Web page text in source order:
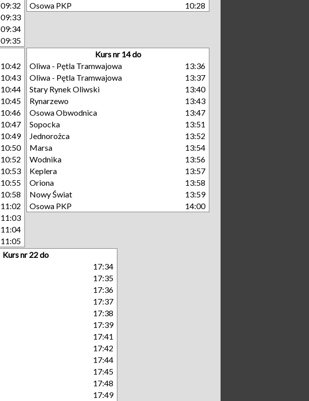
09:32
09:33
09:34
09:35
Osowa PKP
10:28
10:42
10:43
10:44
10:45
10:46
10:47
10:49
10:50
10:52
10:53
10:55
10:58
11:02
11:03
11:04
11:05
Kurs nr 14 do
Oliwa - Pętla Tramwajowa
13:36
Oliwa - Pętla Tramwajowa
13:37
Stary Rynek Oliwski
13:40
Rynarzewo
13:43
Osowa Obwodnica
13:47
Sopocka
13:51
Jednorożca
13:52
Marsa
13:54
Wodnika
13:56
Keplera
13:57
Oriona
13:58
Nowy Świat
13:59
Osowa PKP
14:00
Kurs nr 22 do
17:34
17:35
17:36
17:37
17:38
17:39
17:41
17:42
17:44
17:45
17:48
17:49